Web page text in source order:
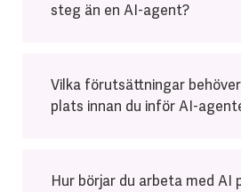
steg än en AI-agent?
Vilka förutsättningar
plats innan du inför AI-
Hur börjar du arbeta med AI